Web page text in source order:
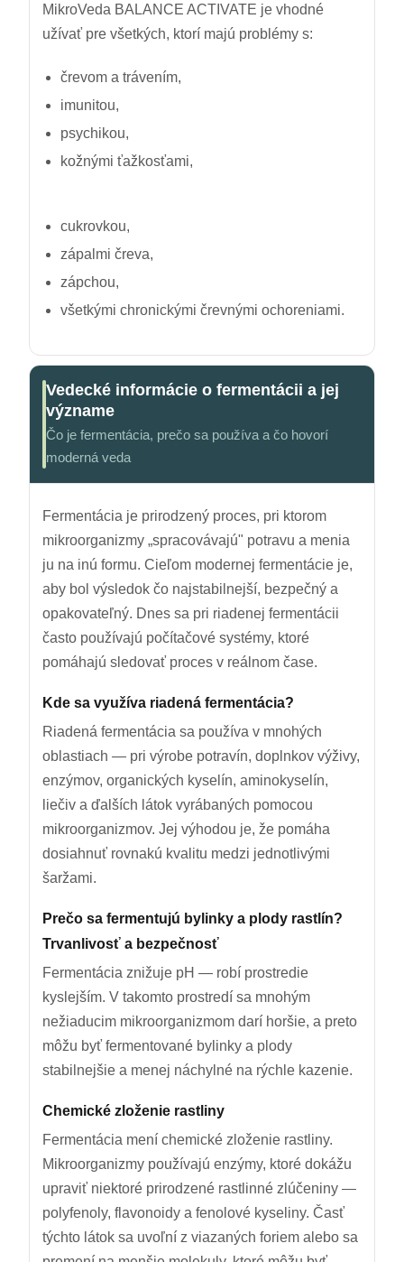
MikroVeda BALANCE ACTIVATE je vhodné
užívať pre všetkých, ktorí majú problémy s:
črevom a trávením,
imunitou,
psychikou,
kožnými ťažkosťami,
cukrovkou,
zápalmi čreva,
zápchou,
všetkými chronickými črevnými ochoreniami.
Vedecké informácie o fermentácii a jej
význame
Čo je fermentácia, prečo sa používa a čo hovorí
moderná veda
Fermentácia je prirodzený proces, pri ktorom
mikroorganizmy „spracovávajú" potravu a menia
ju na inú formu. Cieľom modernej fermentácie je,
aby bol výsledok čo najstabilnejší, bezpečný a
opakovateľný. Dnes sa pri riadenej fermentácii
často používajú počítačové systémy, ktoré
pomáhajú sledovať proces v reálnom čase.
Kde sa využíva riadená fermentácia?
Riadená fermentácia sa používa v mnohých
oblastiach — pri výrobe potravín, doplnkov výživy,
enzýmov, organických kyselín, aminokyselín,
liečiv a ďalších látok vyrábaných pomocou
mikroorganizmov. Jej výhodou je, že pomáha
dosiahnuť rovnakú kvalitu medzi jednotlivými
šaržami.
Prečo sa fermentujú bylinky a plody rastlín?
Trvanlivosť a bezpečnosť
Fermentácia znižuje pH — robí prostredie
kyslejším. V takomto prostredí sa mnohým
nežiaducim mikroorganizmom darí horšie, a preto
môžu byť fermentované bylinky a plody
stabilnejšie a menej náchylné na rýchle kazenie.
Chemické zloženie rastliny
Fermentácia mení chemické zloženie rastliny.
Mikroorganizmy používajú enzýmy, ktoré dokážu
upraviť niektoré prirodzené rastlinné zlúčeniny —
polyfenoly, flavonoidy a fenolové kyseliny. Časť
týchto látok sa uvoľní z viazaných foriem alebo sa